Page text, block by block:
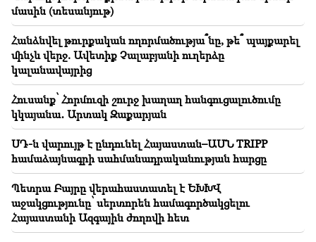
22:22
Հրդեհ է բռնկվել Երևանի Զաքարիա Քանաքեռցու
փողոցի տներից մեկում
22:00
Ջուր հավաքեք․ բազմաթիվ հասցեներում ջուր չի
լինելու
21:30
Սա աննախադեպ խայտառակություն է. Մելիքյանը՝
Կաթողիկոսի դեմ քրեական գործի և դատական
նիստի մասին (տեսանյութ)
21:26
Հանձնվել թուրքական ողորմածությա՞նը, թե՞
պայքարել մինչև վերջ. Ավետիք Չալաբյանի ուղերձը
կալանավայրից
մասին (տեսանյութ)
Հանձնվել թուրքական ողորմածությա՞նը, թե՞ պայքարել
մինչև վերջ. Ավետիք Չալաբյանի ուղերձը
կալանավայրից
Հուսանք՝ Հորմուզի շուրջ խաղաղ հանգուցալուծումը
կկայանա․ Արտակ Զաքարյան
ՍԴ-ն վարույթ է ընդունել Հայաստան–ԱՄՆ TRIPP
համաձայնագրի սահմանադրականության հարցը
Պետրա Բայրը վերահաստատել է ԵԽԽՎ
աջակցությունը՝ սերտորեն համագործակցելու
Հայաստանի Ազգային ժողովի հետ